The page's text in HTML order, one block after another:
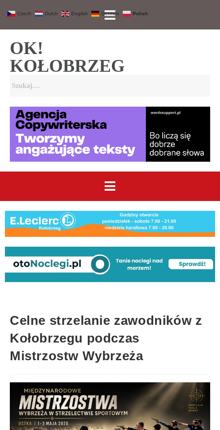
OK!
KOŁOBRZEG
Celne strzelanie zawodników z
Kołobrzegu podczas
Mistrzostw Wybrzeża
Czech Dutch English German Polish